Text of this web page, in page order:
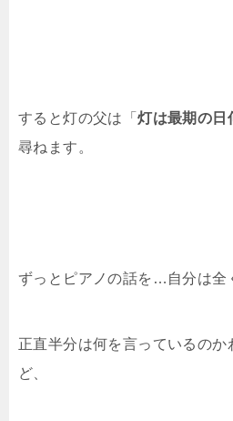
すると灯の父は「灯は最期の日
尋ねます。
ずっとピアノの話を…自分は全
正直半分は何を言っているのか
ど、